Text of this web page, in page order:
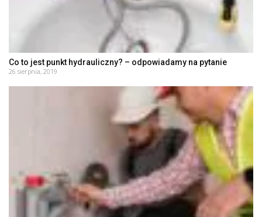
Co to jest punkt hydrauliczny? – odpowiadamy na pytanie
26 sierpnia, 2019